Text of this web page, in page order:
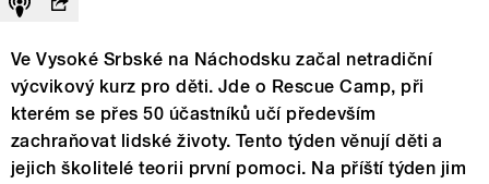
Ve Vysoké Srbské na Náchodsku začal netradiční
výcvikový kurz pro děti. Jde o Rescue Camp, při
kterém se přes 50 účastníků učí především
zachraňovat lidské životy. Tento týden věnují děti a
jejich školitelé teorii první pomoci. Na příští týden jim